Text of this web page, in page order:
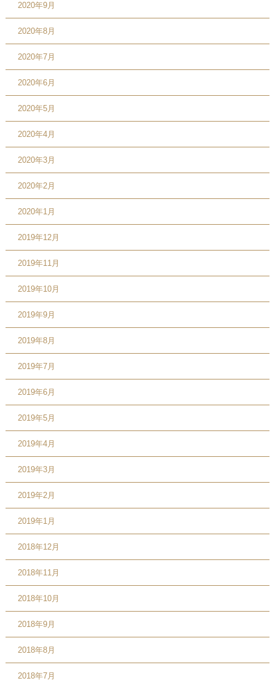
2020年9月
2020年8月
2020年7月
2020年6月
2020年5月
2020年4月
2020年3月
2020年2月
2020年1月
2019年12月
2019年11月
2019年10月
2019年9月
2019年8月
2019年7月
2019年6月
2019年5月
2019年4月
2019年3月
2019年2月
2019年1月
2018年12月
2018年11月
2018年10月
2018年9月
2018年8月
2018年7月